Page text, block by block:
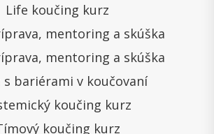
Life koučing kurz
mentoring a skúška
mentoring a skúška
s bariérami v koučovaní
koučing kurz
koučing kurz